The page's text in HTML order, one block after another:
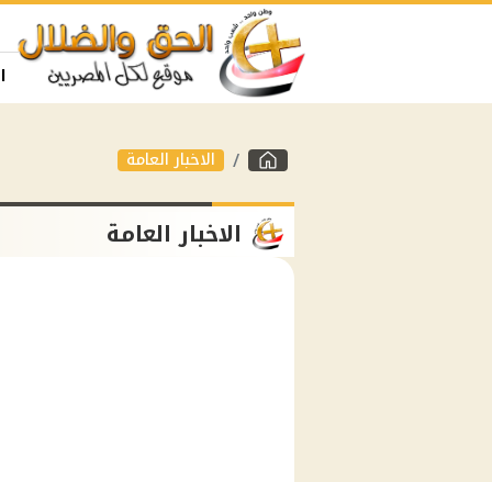
الاخبار العامة
الاخبار العامة